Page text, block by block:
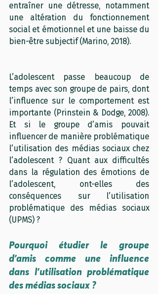
entraîner une détresse, notamment
une altération du fonctionnement
social et émotionnel et une baisse du
bien-être subjectif (Marino, 2018).
L’adolescent passe beaucoup de
temps avec son groupe de pairs, dont
l’influence sur le comportement est
Et si le groupe d’amis pouvait
influencer de manière problématique
l’utilisation des médias sociaux chez
l’adolescent ? Quant aux difficultés
dans la régulation des émotions de
l’adolescent, ont-elles des
conséquences sur l’utilisation
problématique des médias sociaux
(UPMS) ?
Pourquoi étudier le groupe
d’amis comme une influence
dans l’utilisation problématique
des médias sociaux ?